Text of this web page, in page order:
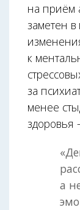
на приём
заметен
к
за
менее
а